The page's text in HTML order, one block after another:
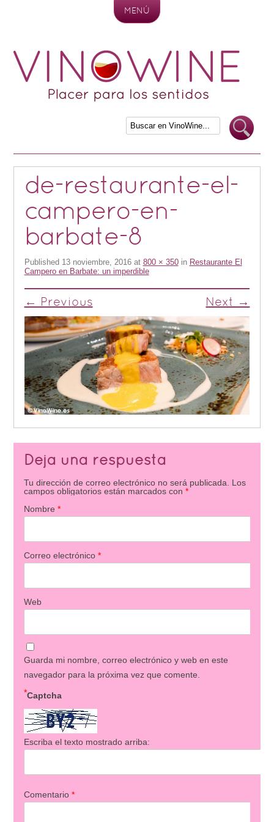
MENÚ
de-restaurante-el-
campero-en-
barbate-8
Published 13 noviembre, 2016at 800 × 350in Restaurante El
Campero en Barbate: un imperdible
← Previous Next →
Deja una respuesta
Tu dirección de correo electrónico no será publicada.
Los
campos obligatorios están marcados con *
Nombre *
Correo electrónico *
Web
Guarda mi nombre, correo electrónico y web en este
navegador para la próxima vez que comente.
Captcha
*
Escriba el texto mostrado arriba:
Comentario *